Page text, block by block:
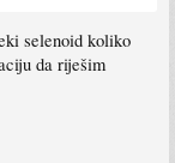
selenoid koliko
da riješim